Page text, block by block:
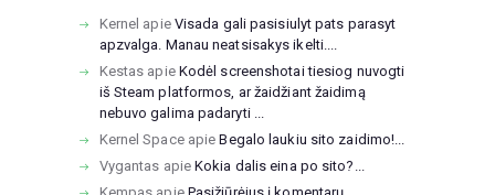
Kernel apie Visada gali pasisiulyt pats parasyt
apzvalga. Manau neatsisakys ikelti....
Kestas apie Kodėl screenshotai tiesiog nuvogti
iš Steam platformos, ar žaidžiant žaidimą
nebuvo galima padaryti ...
Kernel SpaceapieBegalo laukiu sito zaidimo!...
Vygantas apieKokia dalis eina po sito?...